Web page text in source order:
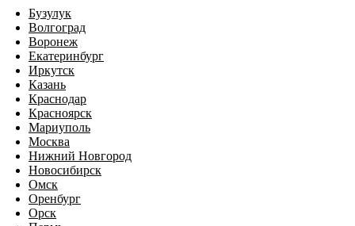
Бузулук
Волгоград
Воронеж
Екатеринбург
Иркутск
Казань
Краснодар
Красноярск
Мариуполь
Москва
Нижний Новгород
Новосибирск
Омск
Оренбург
Орск